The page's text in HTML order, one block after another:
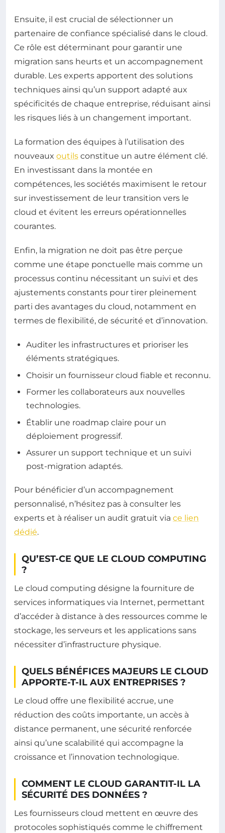
Ensuite, il est crucial de sélectionner un
partenaire de confiance spécialisé dans le cloud.
Ce rôle est déterminant pour garantir une
migration sans heurts et un accompagnement
durable. Les experts apportent des solutions
techniques ainsi qu’un support adapté aux
spécificités de chaque entreprise, réduisant ainsi
les risques liés à un changement important.
La formation des équipes à l’utilisation des
nouveaux outils constitue un autre élément clé.
En investissant dans la montée en
compétences, les sociétés maximisent le retour
sur investissement de leur transition vers le
cloud et évitent les erreurs opérationnelles
courantes.
Enfin, la migration ne doit pas être perçue
comme une étape ponctuelle mais comme un
processus continu nécessitant un suivi et des
ajustements constants pour tirer pleinement
parti des avantages du cloud, notamment en
termes de flexibilité, de sécurité et d’innovation.
Auditer les infrastructures et prioriser les
éléments stratégiques.
Choisir un fournisseur cloud fiable et reconnu.
Former les collaborateurs aux nouvelles
technologies.
Établir une roadmap claire pour un
déploiement progressif.
Assurer un support technique et un suivi
post-migration adaptés.
Pour bénéficier d’un accompagnement
personnalisé, n’hésitez pas à consulter les
experts et à réaliser un audit gratuit via ce lien
dédié.
QU’EST-CE QUE LE CLOUD COMPUTING
?
Le cloud computing désigne la fourniture de
services informatiques via Internet, permettant
d’accéder à distance à des ressources comme le
stockage, les serveurs et les applications sans
nécessiter d’infrastructure physique.
QUELS BÉNÉFICES MAJEURS LE CLOUD
APPORTE-T-IL AUX ENTREPRISES ?
Le cloud offre une flexibilité accrue, une
réduction des coûts importante, un accès à
distance permanent, une sécurité renforcée
ainsi qu’une scalabilité qui accompagne la
croissance et l’innovation technologique.
COMMENT LE CLOUD GARANTIT-IL LA
SÉCURITÉ DES DONNÉES ?
Les fournisseurs cloud mettent en œuvre des
protocoles sophistiqués comme le chiffrement